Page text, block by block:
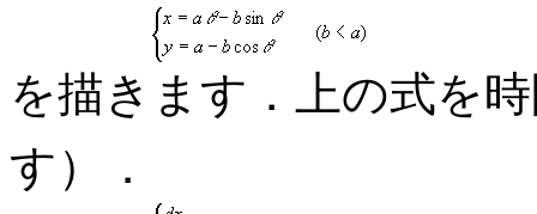
を描きます．上の式を
す）．